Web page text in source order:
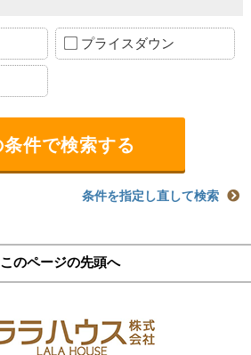
プライスダウン
条件を指定し直して検索
このページの先頭へ